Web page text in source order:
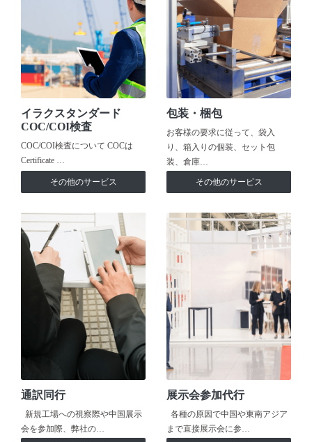
イラクスタンダード
COC/COI検査
COC/COI検査について COCは
Certificate …
その他のサービス
包装・梱包
お客様の要求に従って、袋入
り、箱入りの個装、セット包
装、倉庫…
その他のサービス
通訳同行
新規工場への視察際や中国展示
会を参加際、弊社の…
展示会参加代行
各種の原因で中国や東南アジア
まで直接展示会に参…